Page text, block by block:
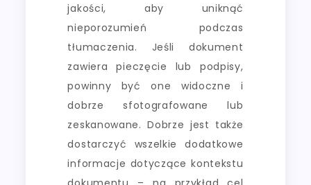
jakości, aby uniknąć
nieporozumień podczas
tłumaczenia. Jeśli dokument
zawiera pieczęcie lub podpisy,
powinny być one widoczne i
dobrze sfotografowane lub
zeskanowane. Dobrze jest także
dostarczyć wszelkie dodatkowe
informacje dotyczące kontekstu